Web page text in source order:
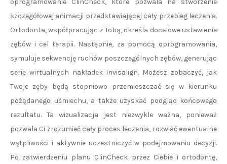
szczegółowej animacji przedstawiającej cały przebieg leczenia.
Ortodonta, współpracując z Tobą, określa docelowe ustawienie
zębów i cel terapii. Następnie, za pomocą oprogramowania,
symuluje sekwencję ruchów poszczególnych zębów, generując
serię wirtualnych nakładek Invisalign. Możesz zobaczyć, jak
Twoje zęby będą stopniowo przemieszczać się w kierunku
pożądanego uśmiechu, a także uzyskać podgląd końcowego
rezultatu. Ta wizualizacja jest niezwykle ważna, ponieważ
pozwala Ci zrozumieć cały proces leczenia, rozwiać ewentualne
wątpliwości i aktywnie uczestniczyć w podejmowaniu decyzji.
Po zatwierdzeniu planu ClinCheck przez Ciebie i ortodontę,